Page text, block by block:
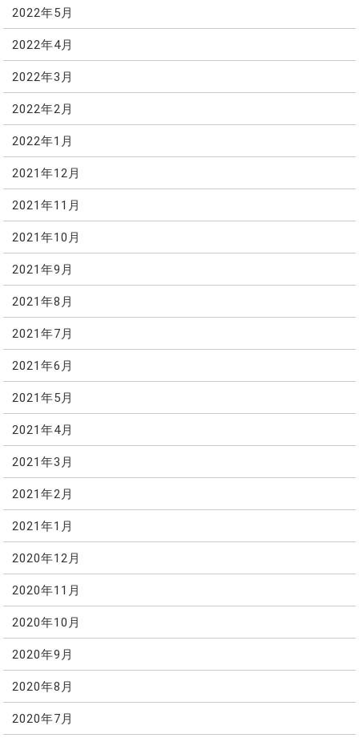
2022年5月
2022年4月
2022年3月
2022年2月
2022年1月
2021年12月
2021年11月
2021年10月
2021年9月
2021年8月
2021年7月
2021年6月
2021年5月
2021年4月
2021年3月
2021年2月
2021年1月
2020年12月
2020年11月
2020年10月
2020年9月
2020年8月
2020年7月